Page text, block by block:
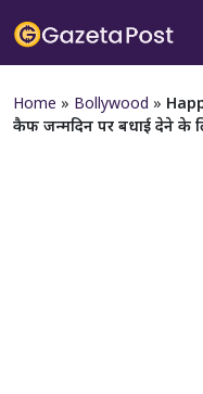
Home » Bollywood »
कैफ जन्मदिन पर बधाई देने के